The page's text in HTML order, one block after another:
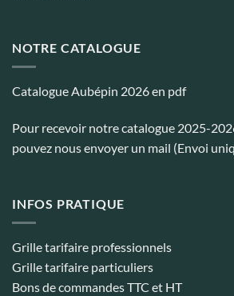
NOTRE CATALOGUE
Catalogue Aubépin 2026 en pdf
Pour recevoir notre catalogue 2025-
pouvez nous envoyer un mail (Envoi
INFOS PRATIQUE
Grille tarifaire professionnels
Grille tarifaire particuliers
Bons de commandes TTC et HT